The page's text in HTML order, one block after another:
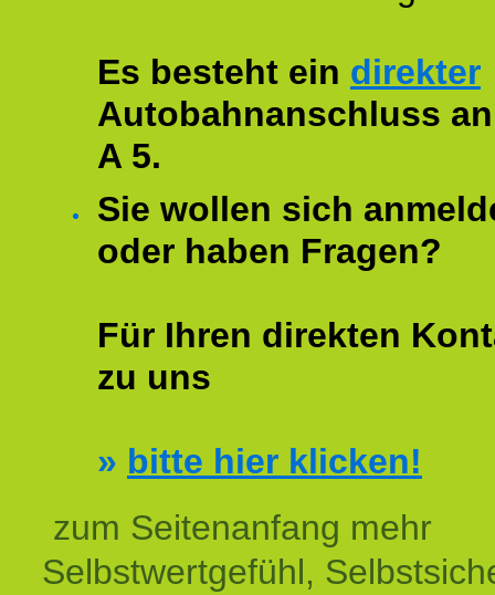
Es besteht ein direkter
Autobahnanschluss
A 5.
Sie wollen sich
oder haben Fragen?
Für Ihren direkten
zu uns
» bitte hier klicken!
zum Seitenanfang mehr
Selbstwertgefühl,